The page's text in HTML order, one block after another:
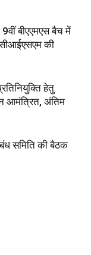
बीएएमएस बैच में
की
हेतु
आमंत्रित, अंतिम
समिति की बैठक